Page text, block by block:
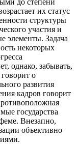
их статус
структуры
участия и
элементы. Задача
некоторых
однако, забывать,
о
развития
кадров говорит
государства
Внезапно,
объективно